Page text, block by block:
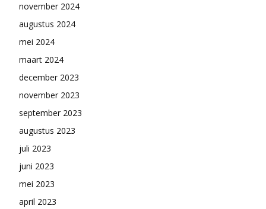
november 2024
augustus 2024
mei 2024
maart 2024
december 2023
november 2023
september 2023
augustus 2023
juli 2023
juni 2023
mei 2023
april 2023